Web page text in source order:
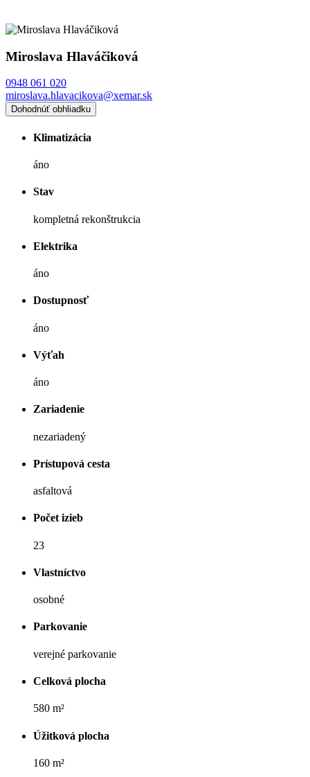
Miroslava Hlaváčiková
0948 061 020
miroslava.hlavacikova@xemar.sk
Dohodnúť obhliadku
Klimatizácia
áno
Stav
kompletná rekonštrukcia
Elektrika
áno
Dostupnosť
áno
Výťah
áno
Zariadenie
nezariadený
Prístupová cesta
asfaltová
Počet izieb
23
Vlastníctvo
osobné
Parkovanie
verejné parkovanie
Celková plocha
580 m²
Úžitková plocha
160 m²